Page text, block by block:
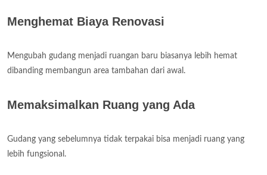
Menghemat Biaya Renovasi
Mengubah gudang menjadi ruangan baru biasanya lebih hemat
dibanding membangun area tambahan dari awal.
Memaksimalkan Ruang yang Ada
Gudang yang sebelumnya tidak terpakai bisa menjadi ruang yang
lebih fungsional.